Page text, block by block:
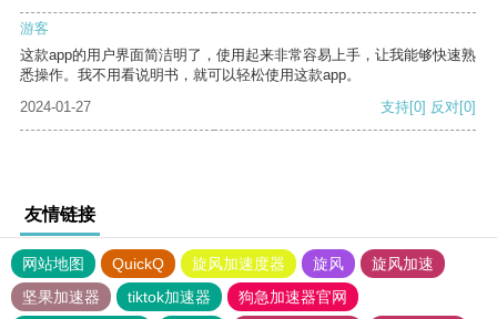
游客
这款app的用户界面简洁明了，使用起来非常容易上手，让我能够快速熟
悉操作。我不用看说明书，就可以轻松使用这款app。
2024-01-27
支持[0] 反对[0]
友情链接
网站地图 QuickQ 旋风加速度器 旋风
旋风加速
坚果加速器
tiktok加速器
狗急加速器官网